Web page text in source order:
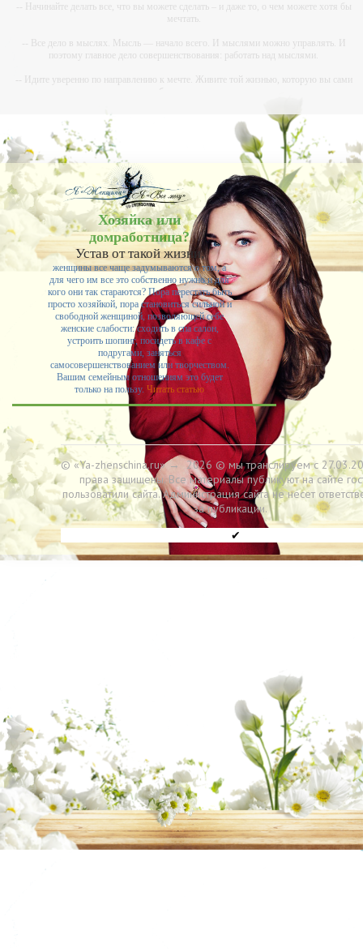
-- Начинайте делать все, что вы можете сделать – и даже то, о чем можете хотя бы
мечтать.
-- Все дело в мыслях. Мысль — начало всего. И мыслями можно управлять. И
поэтому главное дело совершенствования: работать над мыслями.
-- Идите уверенно по направлению к мечте. Живите той жизнью, которую вы сами
-- Самое большое богатство — это ум. Самая большая нищета — глупость. Из всех
страхов самый пугающий — самолюбование.
-- Лучшее, что можно сделать с хорошим советом, это пропустить его мимо ушей. Он
никогда не бывает полезен никому, кроме того, кто его дал.
-- Люблю давать советы и очень не люблю, когда их дают мне.
Хозяйка или
домработница?
Устав от такой жизни,
женщины все чаще задумываются о том, а
для чего им все это собственно нужно и для
кого они так стараются? Пора перестать быть
просто хозяйкой, пора становиться сильной и
свободной женщиной, позволяющей себе
женские слабости: сходить в спа салон,
устроить шопинг, посидеть в кафе с
подругами, заняться
самосовершенствованием или творчеством.
Вашим семейным отношениям это будет
только на пользу. Читать статью
© «Ya-zhenschina.ru»→ 2026 © мы транслируем с
права защищены. Все материалы публикуют на сайте
пользоватили сайта. Администрация сайта не несет
за публикации.
✔